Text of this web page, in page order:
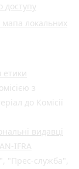
доступу
мапа локальних
етики
з
до Комісії
видавці
IFRA
"Прес-служба",